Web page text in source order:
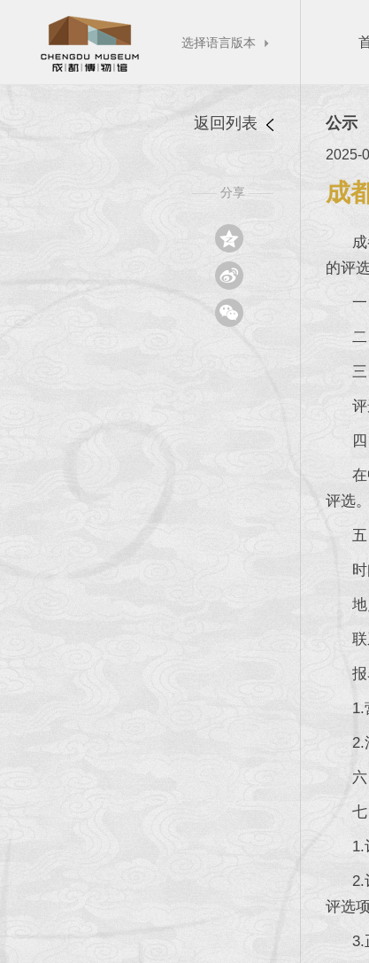
选择语言版本 
返回列表
—— 分享 ——



公示
2025-
成
成都
的评
一
二、
三、
评选
四
在中
评选。
五
时间
地点
联系
报名
1.营
2.法
六、
七
1.评
2.评
评选
3.正